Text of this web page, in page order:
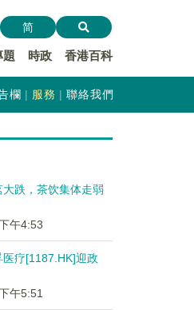
題 時政 香港百科
简
欄 服務 聯絡我們
大跌，茶饮集体走弱
午4:53
医疗[1187.HK]迎政
午5:51